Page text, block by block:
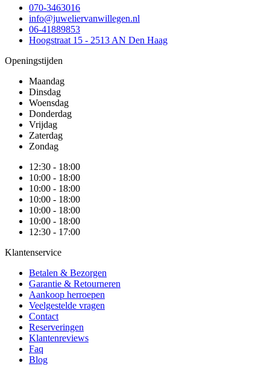
070-3463016
info@juweliervanwillegen.nl
06-41889853
Hoogstraat 15 - 2513 AN Den Haag
Openingstijden
Maandag
Dinsdag
Woensdag
Donderdag
Vrijdag
Zaterdag
Zondag
12:30 - 18:00
10:00 - 18:00
10:00 - 18:00
10:00 - 18:00
10:00 - 18:00
10:00 - 18:00
12:30 - 17:00
Klantenservice
Betalen & Bezorgen
Garantie & Retourneren
Aankoop herroepen
Veelgestelde vragen
Contact
Reserveringen
Klantenreviews
Faq
Blog